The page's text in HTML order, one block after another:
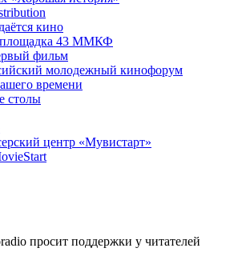
кино
площадка 43 ММКФ
фильм
молодежный кинофорум
времени
столы
центр «Мувистарт»
просит поддержки у читателей